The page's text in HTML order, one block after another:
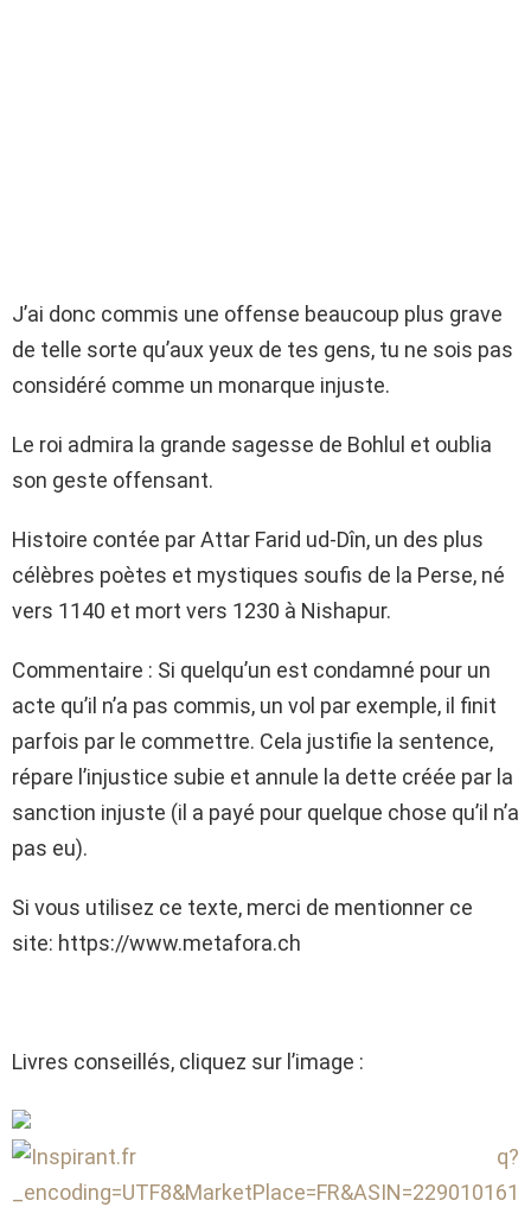
J’ai donc commis une offense beaucoup plus grave
de telle sorte qu’aux yeux de tes gens, tu ne sois pas
considéré comme un monarque injuste.
Le roi admira la grande sagesse de Bohlul et oublia
son geste offensant.
Histoire contée par Attar Farid ud-Dîn, un des plus
célèbres poètes et mystiques soufis de la Perse, né
vers 1140 et mort vers 1230 à Nishapur.
Commentaire : Si quelqu’un est condamné pour un
acte qu’il n’a pas commis, un vol par exemple, il finit
parfois par le commettre. Cela justifie la sentence,
répare l’injustice subie et annule la dette créée par la
sanction injuste (il a payé pour quelque chose qu’il n’a
pas eu).
Si vous utilisez ce texte, merci de mentionner ce
site: https://www.metafora.ch
Livres conseillés, cliquez sur l’image :